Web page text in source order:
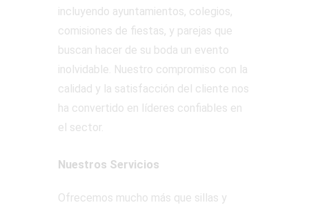
incluyendo ayuntamientos, colegios,
comisiones de fiestas, y parejas que
buscan hacer de su boda un evento
inolvidable. Nuestro compromiso con la
calidad y la satisfacción del cliente nos
ha convertido en líderes confiables en
el sector.
Nuestros Servicios
Ofrecemos mucho más que sillas y